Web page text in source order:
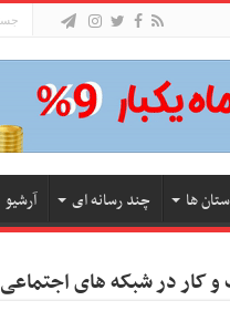
ها چند رسانه ای آرشیو
کار در شبکه های اجتماعی